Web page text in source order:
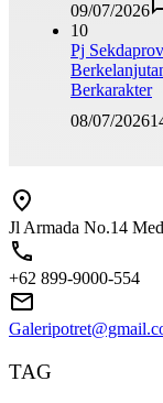
09/07/2026
10
Pj
Berkarakter
08/07/2026
Jl Armada No.14
+62 899-9000-554
TAG